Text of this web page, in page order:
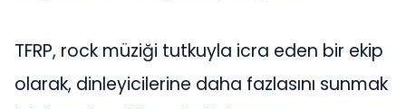
TFRP, rock müziği tutkuyla icra eden bir ekip
olarak, dinleyicilerine daha fazlasını sunmak